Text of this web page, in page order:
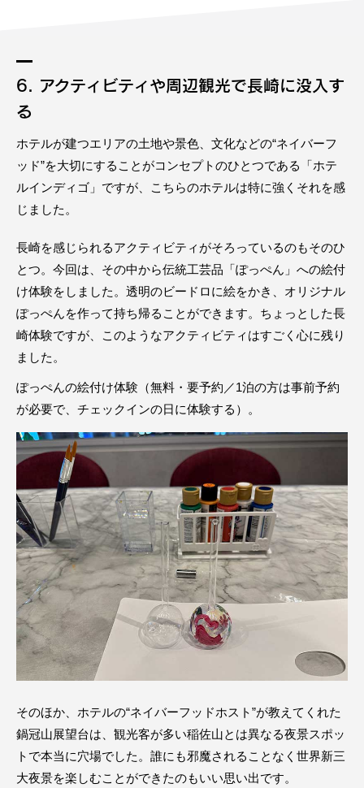
6. アクティビティや周辺観光で長崎に没入す
る
ホテルが建つエリアの土地や景色、文化などの“ネイバーフ
ッド”を大切にすることがコンセプトのひとつである「ホテ
ルインディゴ」ですが、こちらのホテルは特に強くそれを感
じました。
長崎を感じられるアクティビティがそろっているのもそのひ
とつ。今回は、その中から伝統工芸品「ぽっぺん」への絵付
け体験をしました。透明のビードロに絵をかき、オリジナル
ぽっぺんを作って持ち帰ることができます。ちょっとした長
崎体験ですが、このようなアクティビティはすごく心に残り
ました。
ぽっぺんの絵付け体験（無料・要予約／1泊の方は事前予約
が必要で、チェックインの日に体験する）。
そのほか、ホテルの“ネイバーフッドホスト”が教えてくれた
鍋冠山展望台は、観光客が多い稲佐山とは異なる夜景スポッ
トで本当に穴場でした。誰にも邪魔されることなく世界新三
大夜景を楽しむことができたのもいい思い出です。